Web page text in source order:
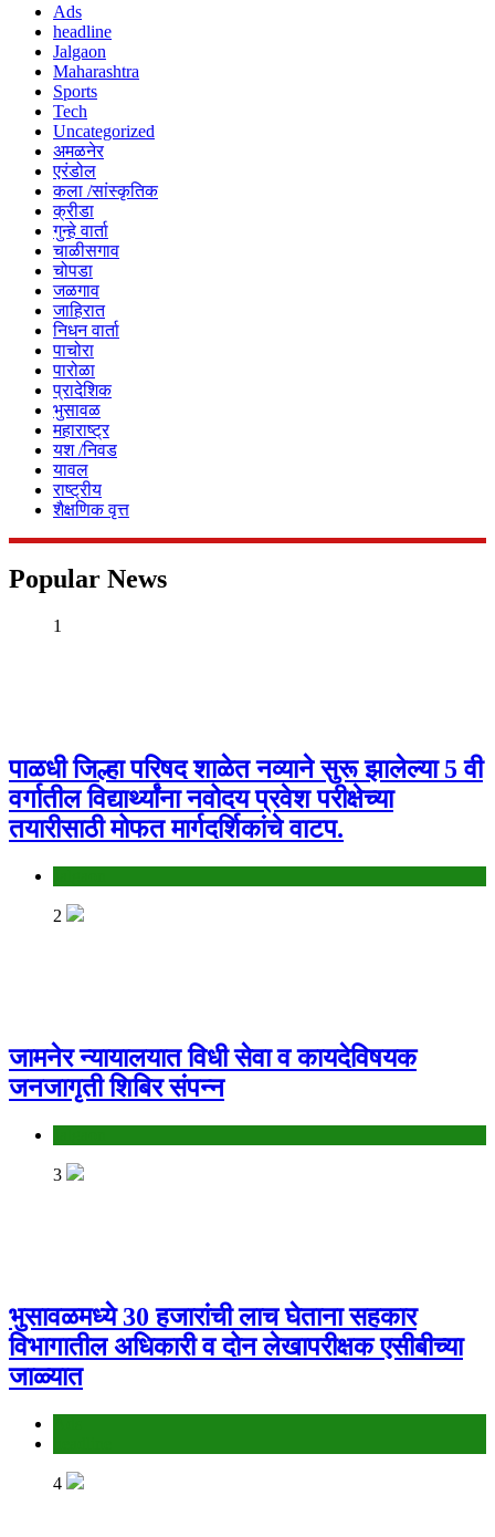
Ads
headline
Jalgaon
Maharashtra
Sports
Tech
Uncategorized
अमळनेर
एरंडोल
कला /सांस्कृतिक
क्रीडा
गुन्हे वार्ता
चाळीसगाव
चोपडा
जळगाव
जाहिरात
निधन वार्ता
पाचोरा
पारोळा
प्रादेशिक
भुसावळ
महाराष्ट्र
यश /निवड
यावल
राष्ट्रीय
शैक्षणिक वृत्त
Popular News
1
पाळधी जिल्हा परिषद शाळेत नव्याने सुरू झालेल्या 5 वी
वर्गातील विद्यार्थ्यांना नवोदय प्रवेश परीक्षेच्या
तयारीसाठी मोफत मार्गदर्शिकांचे वाटप.
2
जामनेर न्यायालयात विधी सेवा व कायदेविषयक
जनजागृती शिबिर संपन्न
3
भुसावळमध्ये 30 हजारांची लाच घेताना सहकार
विभागातील अधिकारी व दोन लेखापरीक्षक एसीबीच्या
जाळ्यात
4